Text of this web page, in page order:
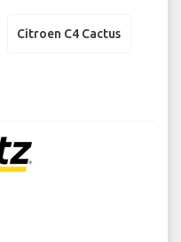
Citroen C4 Cactus